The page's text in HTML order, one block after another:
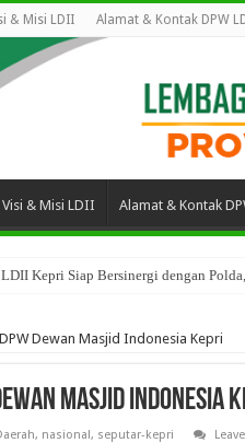
& Misi LDII Alamat & Kontak DPW
Visi & Misi LDII Alamat & Kontak
Kepri Siap Bersinergi dengan
Dewan Masjid Indonesia Kepri
Masjid Indonesia
, nasional, seputar-kepri